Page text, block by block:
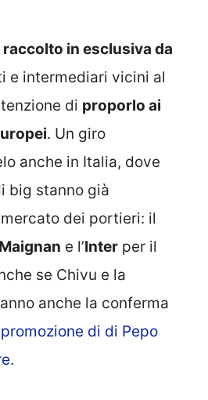
in esclusiva da
e intermediari vicini al
di proporlo ai
. Un giro
anche in Italia, dove
big stanno già
dei portieri: il
Maignan e l’Inter per il
se Chivu e la
anche la conferma
di di Pepo
.